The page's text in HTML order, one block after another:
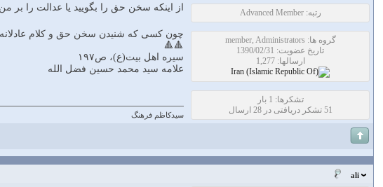
رتبه: Advanced Member
گروه ها: member, Administrators
تاریخ عضویت: 1390/02/31
ارسالها: 1,277
تشکرها: 1 بار
51 تشکر دریافتی در 28 ارسال
از اينكه سخن حق را بگوييد يا عدالت را بر
چون كسى كه شنيدن سخن حق و كلام عادلانه
🔺🔺
سيره اهل بيت(ع)، ص١٩٧
علامه سید محمد حسین فضل الله
سیدکاظم فرهنگ
ali